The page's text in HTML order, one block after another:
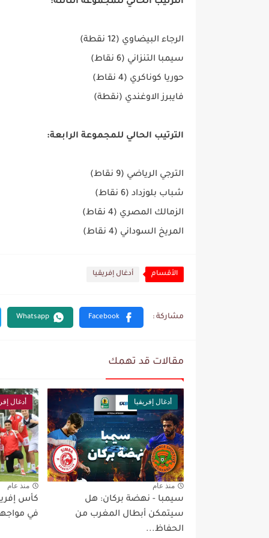
الترتيب الحالي للمجموعة الثالثة:
الرجاء البيضاوي (12 نقطة)
سيمبا التنزاني (6 نقاط)
حوريا كوناكري (4 نقاط)
فايبرز الاوغندي (نقطة)
الترتيب الحالي للمجموعة الرابعة:
الترجي الرياضي (9 نقاط)
شباب بلوزداد (6 نقاط)
الزمالك المصري (4 نقاط)
المريخ السوداني (4 نقاط)
الأقسام أدغال إفريقيا
مقالات قد تهمك
أدغال إفريقيا
منذ عام
سيمبا - نهضة بركان: هل
سيتمكن أبطال المغرب من
الحفاظ...
أدغال
منذ عام
في